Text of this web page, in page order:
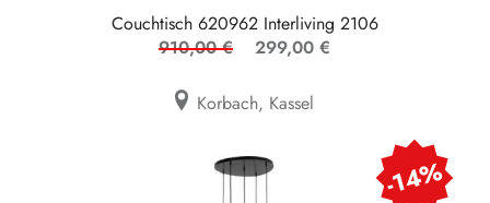
Couchtisch 620962 Interliving 2106
910,00 €
299,00 €
Korbach, Kassel
-14%